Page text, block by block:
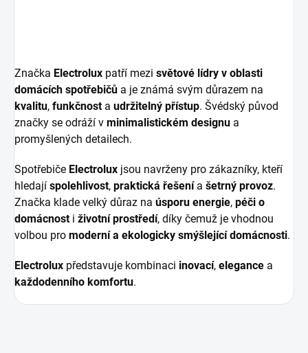
Značka Electrolux patří mezi světové lídry v oblasti
domácích spotřebičů a je známá svým důrazem na
kvalitu, funkčnosta udržitelný přístup. Švédský původ
značky se odráží v minimalistickém designu a
promyšlených detailech.
Spotřebiče Electrolux jsou navrženy pro zákazníky, kteří
hledají spolehlivost, praktická řešenía šetrný provoz.
Značka klade velký důraz na úsporu energie, péči o
domácnosti životní prostředí, díky čemuž je vhodnou
volbou pro moderní a ekologicky smýšlející domácnosti.
Electrolux představuje kombinaci inovací, elegance a
každodenního komfortu.